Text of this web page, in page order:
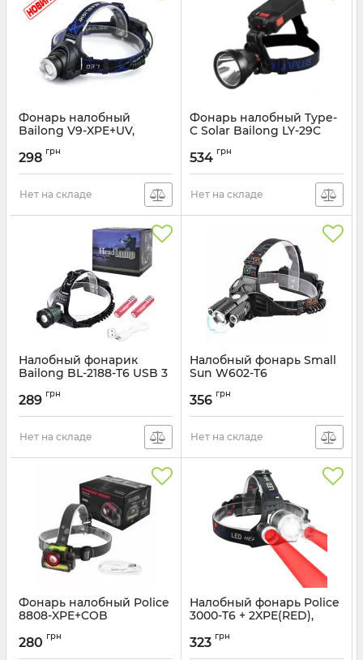
Фонарь налобный
Bailong V9-XPE+UV,
zoom
Артикул:V9-XPE+UV
298 грн
Нет на складе
Фонарь налобный Type-
C Solar Bailong LY-29C
534 грн
Нет на складе
Налобный фонарик
Bailong BL-2188-T6 USB 3
Артикул:
289 грн
Нет на складе
Налобный фонарь Small
Sun W602-T6
356 грн
Нет на складе
Фонарь налобный Police
8808-XPE+COB
280 грн
Налобный фонарь Police
3000-T6 + 2XPE(RED),
светом, USB-Type-C
Артикул:3000-T6 + 2XPE(RED)
323 грн